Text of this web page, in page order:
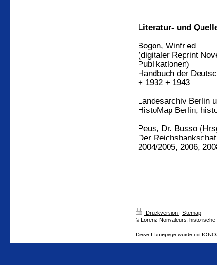
Literatur- und
Bogon, Winfried
(digitaler Reprint
Publikationen)
Handbuch der
+ 1932 + 1943
Landesarchiv Berlin
HistoMap Berlin,
Peus, Dr. Busso
Der
2004/2005, 2006,
Druckversion | Sitemap
© Lorenz-Nonvaleurs, historische
Diese Homepage wurde mit